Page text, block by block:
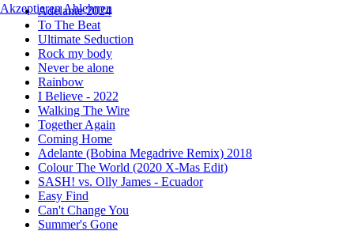
Adelante 2024
To The Beat
Ultimate Seduction
Rock my body
Never be alone
Rainbow
I Believe - 2022
Walking The Wire
Together Again
Coming Home
Adelante (Bobina Megadrive Remix) 2018
Colour The World (2020 X-Mas Edit)
SASH! vs. Olly James - Ecuador
Easy Find
Can't Change You
Summer's Gone
AkzeptierenAblehnen